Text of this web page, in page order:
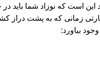
این است که نوزاد شما باید
زمانی که به پشت دراز
بیاورد: